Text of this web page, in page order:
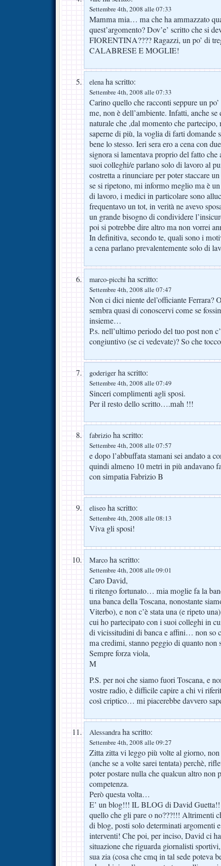
Settembre 4th, 2008 alle 07:33
Mamma mia… ma che ha ammazzato
quest’argomento? Dov’e’ scritto che si
FIORENTINA???? Ragazzi, un po’ di
CALABRESE E MOGLIE!
elenaha scritto:
Settembre 4th, 2008 alle 07:33
Carino quello che racconti seppure un
me, non è dell’ambiente. Infatti, anche se
naturale che ,dal momento che partecipo,
saperne di più, la voglia di farti domande
bene lo stesso. Ieri sera ero a cena con
signora si lamentava proprio del fatto che
suoi colleghi/e parlano solo di lavoro al
costretta a rinunciare per poter staccare
se si ripetono, mi informo meglio ma è
di lavoro, i medici in particolare sono
frequentavo un tot, in verità ne avevo
un grande bisogno di condividere
poi si potrebbe dire altro ma non vorrei
In definitiva, secondo te, quali sono i
a cena parlano prevalentemente solo di
marco-picchi ha scritto:
Settembre 4th, 2008 alle 07:47
Non ci dici niente del’officiante Ferrara?
sembra quasi di conoscervi come se
insieme…
P.s. nell’ultimo periodo del tuo post non
congiuntivo (se ci vedevate)? So che
goderiger ha scritto:
Settembre 4th, 2008 alle 07:49
Sinceri complimenti agli sposi.
Per il resto dello scritto….mah !!!
fabrizio ha scritto:
Settembre 4th, 2008 alle 07:57
e dopo l’abbuffata stamani sei andato a
quindi almeno 10 metri in più
con simpatia Fabrizio B
eliseo ha scritto:
Settembre 4th, 2008 alle 08:13
Viva gli sposi!
Marco ha scritto:
Settembre 4th, 2008 alle 09:01
Caro David,
ti ritengo fortunato… mia moglie fa la
una banca della Toscana, nonostante
Viterbo), e non c’è stata una (e ripeto
cui ho partecipato con i suoi colleghi in
di vicissitudini di banca e affini… non so
ma credimi, stanno peggio di quanto
Sempre forza viola,
M
P.S. per noi che siamo fuori Toscana, e
vostre radio, è difficile capire a chi vi
così criptico… mi piacerebbe davvero
Alessandraha scritto:
Settembre 4th, 2008 alle 09:27
Zitta zitta vi leggo più volte al giorno,
(anche se a volte sarei tentata) perchè,
poter postare nulla che qualcun altro non
competenza.
Però questa volta…
E’ un blog!!! IL BLOG di David
quello che gli pare o no???!!! Altrimenti
di blog, posti solo determinati argomenti
interventi! Che poi, per inciso, David ci
situazione che riguarda giornalisti
sua zia (cosa che cmq in tal sede poteva